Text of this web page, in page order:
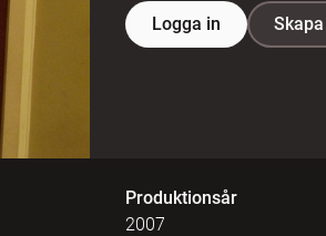
Logga in
Produktionsår
2007